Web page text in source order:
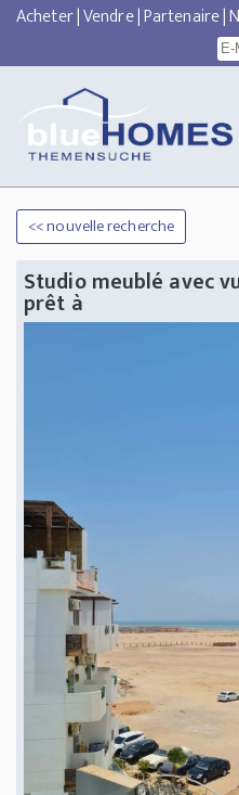
Acheter|Vendre|Partenaire|
<< nouvelle recherche
Studio meublé avec
prêt à